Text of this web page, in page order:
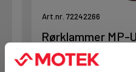
Art.nr. 72242266
Rørklammer MP-
middels tunge